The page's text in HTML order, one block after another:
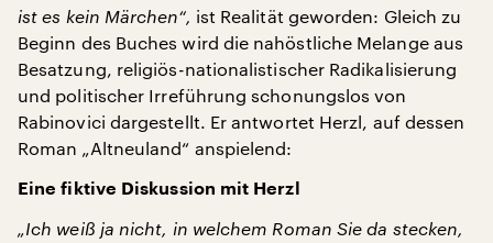
ist es kein Märchen“, ist Realität geworden: Gleich zu
Beginn des Buches wird die nahöstliche Melange aus
Besatzung, religiös-nationalistischer Radikalisierung
und politischer Irreführung schonungslos von
Rabinovici dargestellt. Er antwortet Herzl, auf dessen
Roman „Altneuland“ anspielend:
Eine fiktive Diskussion mit Herzl
„Ich weiß ja nicht, in welchem Roman Sie da stecken,